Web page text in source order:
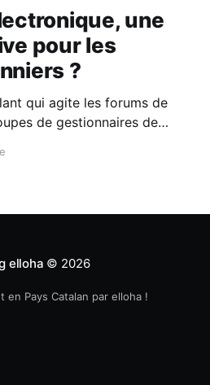
une
pour les
?
qui agite les forums de
de gestionnaires de
elloha © 2026
en Pays Catalan par elloha !